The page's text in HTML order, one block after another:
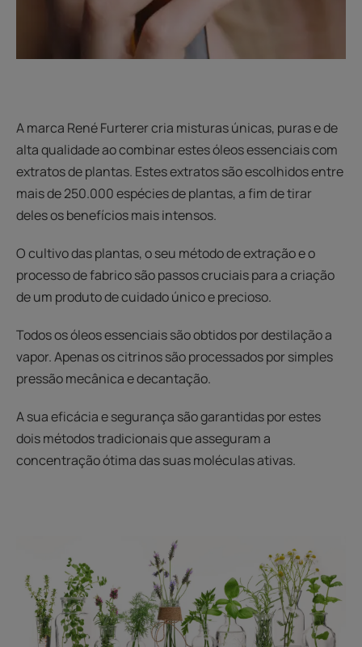
A marca René Furterer cria misturas únicas, puras e de
alta qualidade ao combinar estes óleos essenciais com
extratos de plantas. Estes extratos são escolhidos entre
mais de 250.000 espécies de plantas, a fim de tirar
deles os benefícios mais intensos.
O cultivo das plantas, o seu método de extração e o
processo de fabrico são passos cruciais para a criação
de um produto de cuidado único e precioso.
Todos os óleos essenciais são obtidos por destilação a
vapor. Apenas os citrinos são processados por simples
pressão mecânica e decantação.
A sua eficácia e segurança são garantidas por estes
dois métodos tradicionais que asseguram a
concentração ótima das suas moléculas ativas.